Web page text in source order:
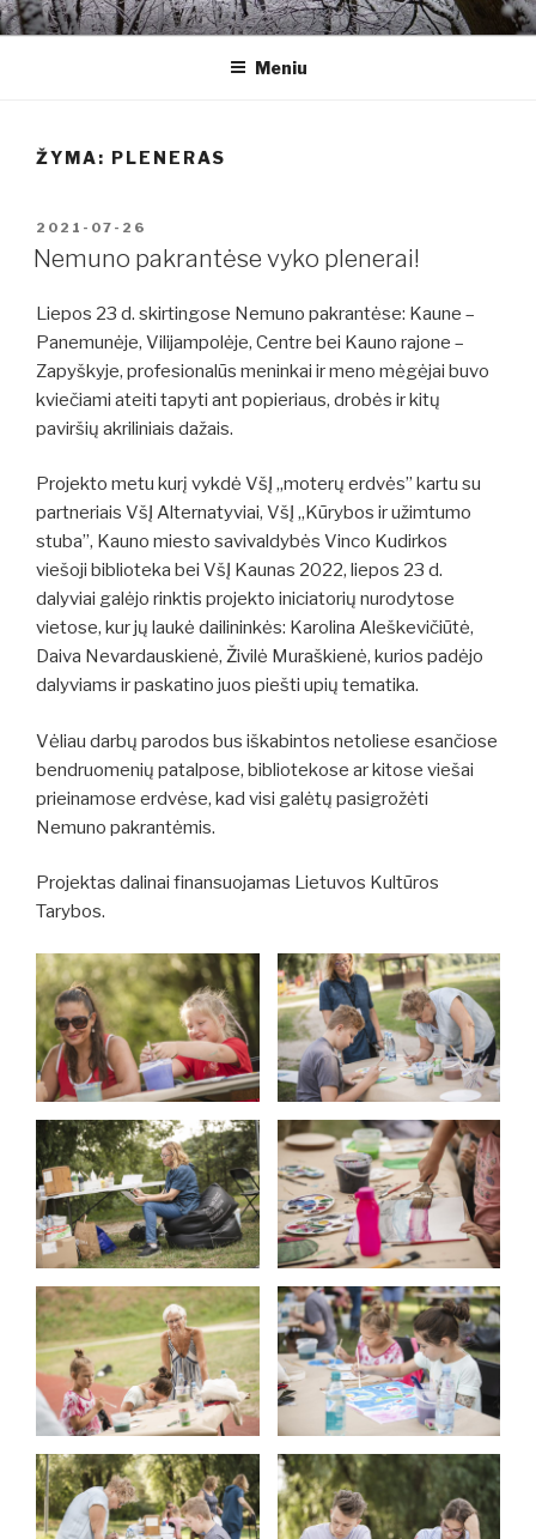
Eiti
prie ALTERNATYVIAI
Kitoks požiūris į gyvenimą
Meniu
ŽYMA: PLENERAS
PASKELBTA
2021-07-26
Nemuno pakrantėse vyko plenerai!
Liepos 23 d. skirtingose Nemuno pakrantėse: Kaune –
Panemunėje, Vilijampolėje, Centre bei Kauno rajone –
Zapyškyje, profesionalūs meninkai ir meno mėgėjai buvo
kviečiami ateiti tapyti ant popieriaus, drobės ir kitų
paviršių akriliniais dažais.
Projekto metu kurį vykdė VšĮ „moterų erdvės” kartu su
partneriais VšĮ Alternatyviai, VšĮ „Kūrybos ir užimtumo
stuba”, Kauno miesto savivaldybės Vinco Kudirkos
viešoji biblioteka bei VšĮ Kaunas 2022, liepos 23 d.
dalyviai galėjo rinktis projekto iniciatorių nurodytose
vietose, kur jų laukė dailininkės: Karolina Aleškevičiūtė,
Daiva Nevardauskienė, Živilė Muraškienė, kurios padėjo
dalyviams ir paskatino juos piešti upių tematika.
Vėliau darbų parodos bus iškabintos netoliese esančiose
bendruomenių patalpose, bibliotekose ar kitose viešai
prieinamose erdvėse, kad visi galėtų pasigrožėti
Nemuno pakrantėmis.
Projektas dalinai finansuojamas Lietuvos Kultūros
Tarybos.